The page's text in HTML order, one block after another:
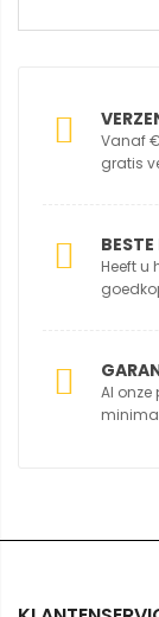
Vanaf
gratis
Heeft u
Al onze